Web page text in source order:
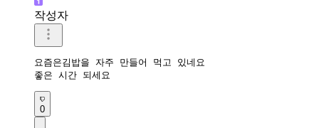
작성자
요즘은김밥을 자주 만들어 먹고 있네요
좋은 시간 되세요
0